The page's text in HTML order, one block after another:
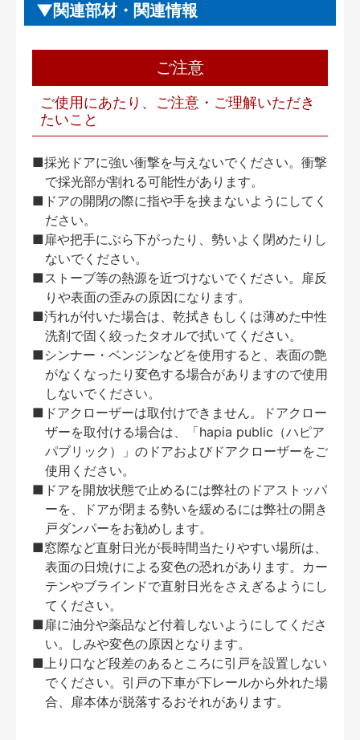
関連部材・関連情報
ご注意
ご使用にあたり、ご注意・ご理解いただき
たいこと
■採光ドアに強い衝撃を与えないでください。衝撃
で採光部が割れる可能性があります。
■ドアの開閉の際に指や手を挟まないようにしてく
ださい。
■扉や把手にぶら下がったり、勢いよく閉めたりし
ないでください。
■ストーブ等の熱源を近づけないでください。扉反
りや表面の歪みの原因になります。
■汚れが付いた場合は、乾拭きもしくは薄めた中性
洗剤で固く絞ったタオルで拭いてください。
■シンナー・ベンジンなどを使用すると、表面の艶
がなくなったり変色する場合がありますので使用
しないでください。
■ドアクローザーは取付けできません。ドアクロー
ザーを取付ける場合は、「hapia public（ハピア
パブリック）」のドアおよびドアクローザーをご
使用ください。
■ドアを開放状態で止めるには弊社のドアストッパ
ーを、ドアが閉まる勢いを緩めるには弊社の開き
戸ダンパーをお勧めします。
■窓際など直射日光が長時間当たりやすい場所は、
表面の日焼けによる変色の恐れがあります。カー
テンやブラインドで直射日光をさえぎるようにし
てください。
■扉に油分や薬品など付着しないようにしてくださ
い。しみや変色の原因となります。
■上り口など段差のあるところに引戸を設置しない
でください。引戸の下車が下レールから外れた場
合、扉本体が脱落するおそれがあります。